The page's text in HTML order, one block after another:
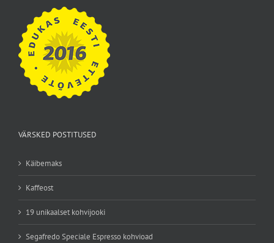
VÄRSKED POSTITUSED
Käibemaks
Kaffeost
19 unikaalset kohvijooki
Segafredo Speciale Espresso kohvioad